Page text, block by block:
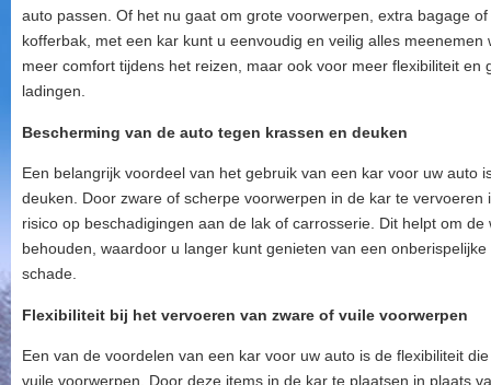
auto passen. Of het nu gaat om grote voorwerpen, extra bagage
kofferbak, met een kar kunt u eenvoudig en veilig alles
meer comfort tijdens het reizen, maar ook voor meer flexibiliteit
ladingen.
Bescherming van de auto tegen krassen en deuken
Een belangrijk voordeel van het gebruik van een kar voor uw auto
deuken. Door zware of scherpe voorwerpen in de kar te
risico op beschadigingen aan de lak of carrosserie. Dit helpt om
behouden, waardoor u langer kunt genieten van een
schade.
Flexibiliteit bij het vervoeren van zware of vuile voorwerpen
Een van de voordelen van een kar voor uw auto is de flexibiliteit
vuile voorwerpen. Door deze items in de kar te plaatsen in plaats